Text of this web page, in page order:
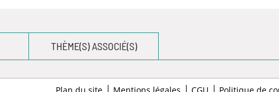
THÈME(S) ASSOCIÉ(S)